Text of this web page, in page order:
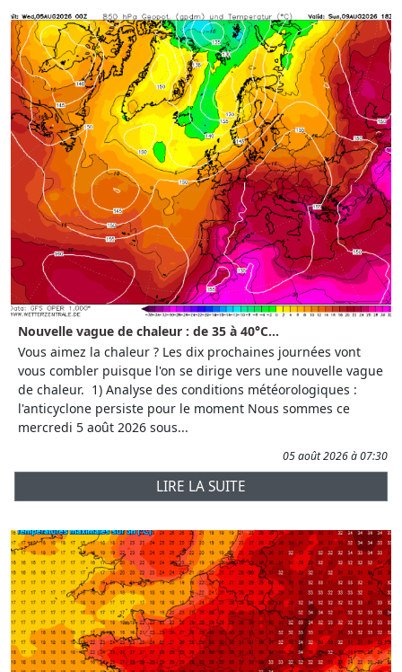
Nouvelle vague de chaleur : de 35 à 40°C...
Vous aimez la chaleur ? Les dix prochaines journées vont
vous combler puisque l'on se dirige vers une nouvelle vague
de chaleur. 1) Analyse des conditions météorologiques :
l'anticyclone persiste pour le moment Nous sommes ce
mercredi 5 août 2026 sous...
05 août 2026 à 07:30
LIRE LA SUITE